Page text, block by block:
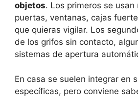
objetos. Los primeros se usan
puertas, ventanas, cajas
que quieras vigilar. Los
de los grifos sin contacto,
sistemas de apertura
En casa se suelen integrar en
específicas, pero conviene